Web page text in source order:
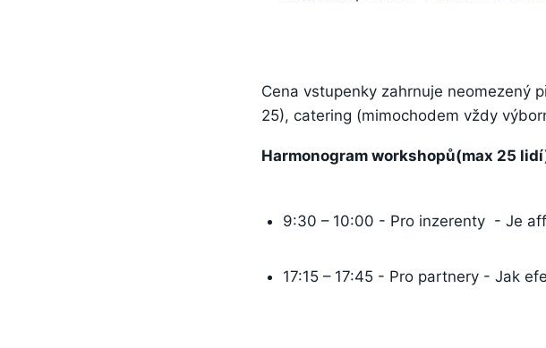
Cena vstupenky zahrnuje neomezený
25), catering (mimochodem vždy
Harmonogram workshopů(max 25
9:30 – 10:00 - Pro inzerenty - Je
17:15 – 17:45 - Pro partnery - Jak